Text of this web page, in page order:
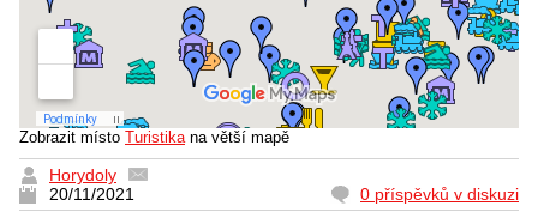
Zobrazit místo Turistika na větší mapě
Horydoly
20/11/2021
0 příspěvků v diskuzi